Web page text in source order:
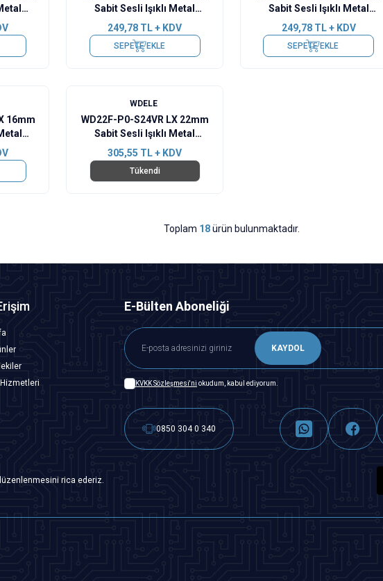
Sabit Sesli Işıklı Metal
Buzzer - 24V
249,78 TL + KDV
SEPETE EKLE
Sabit Sesli Işıklı Metal
Buzzer - 12V
249,78TL + KDV
SEPETE EKLE
16mm
WDELE
WD22F-P0-S24VR LX 22mm
Sabit Sesli Işıklı Metal
Buzzer - 24V
305,55 TL + KDV
Tükendi
Toplam 18ürün bulunmaktadır.
E-Bülten Aboneliği
KAYDOL
KVKK Sözleşmesi'ni okudum, kabul ediyorum.
0850 304 0 340
rica ederiz.